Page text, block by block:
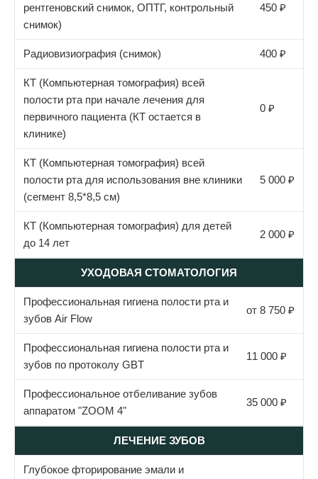
рентгеновский снимок, ОПТГ, контрольный
снимок)
450 ₽
Радиовизиография (снимок) 400 ₽
КТ (Компьютерная томография) всей
полости рта при начале лечения для
первичного пациента (КТ остается в
клинике)
0 ₽
КТ (Компьютерная томография) всей
полости рта для использования вне клиники
(сегмент 8,5*8,5 см)
5 000 ₽
КТ (Компьютерная томография) для детей
до 14 лет
2 000 ₽
УХОДОВАЯ СТОМАТОЛОГИЯ
Профессиональная гигиена полости рта и
зубов Air Flow
от 8 750 ₽
Профессиональная гигиена полости рта и
зубов по протоколу GBT
11 000 ₽
Профессиональное отбеливание зубов
аппаратом "ZOOM 4"
35 000 ₽
ЛЕЧЕНИЕ ЗУБОВ
Глубокое фторирование эмали и